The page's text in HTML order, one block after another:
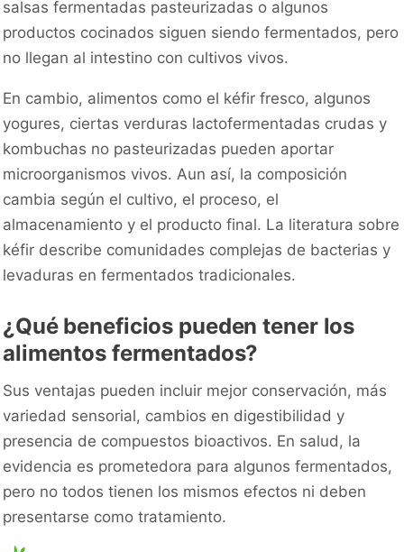
salsas fermentadas pasteurizadas o algunos
productos cocinados siguen siendo fermentados, pero
no llegan al intestino con cultivos vivos.
En cambio, alimentos como el kéfir fresco, algunos
yogures, ciertas verduras lactofermentadas crudas y
kombuchas no pasteurizadas pueden aportar
microorganismos vivos. Aun así, la composición
cambia según el cultivo, el proceso, el
almacenamiento y el producto final. La literatura sobre
kéfir describe comunidades complejas de bacterias y
levaduras en fermentados tradicionales.
¿Qué beneficios pueden tener los
alimentos fermentados?
Sus ventajas pueden incluir mejor conservación, más
variedad sensorial, cambios en digestibilidad y
presencia de compuestos bioactivos. En salud, la
evidencia es prometedora para algunos fermentados,
pero no todos tienen los mismos efectos ni deben
presentarse como tratamiento.